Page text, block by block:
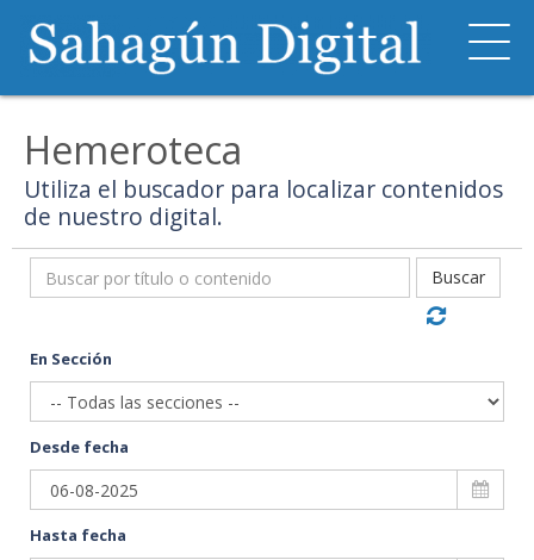
Hemeroteca
Utiliza el buscador para localizar contenidos
de nuestro digital.
Buscar
En Sección
Desde fecha
Hasta fecha